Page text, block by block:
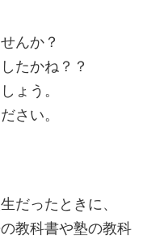
んか？
たかね？？
ょう。
さい。
だったときに、
教科書や塾の教科